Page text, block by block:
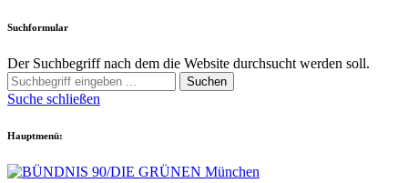
Suchformular
Der Suchbegriff nach dem die Website durchsucht werden soll.
Suchen
Suche schließen
Hauptmenü: